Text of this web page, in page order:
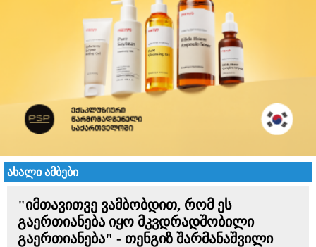
ახალი ამბები
"იმთავითვე ვამბობდით, რომ ეს
გაერთიანება იყო მკვდრადშობილი
გაერთიანება" - თენგიზ შარმანაშვილი